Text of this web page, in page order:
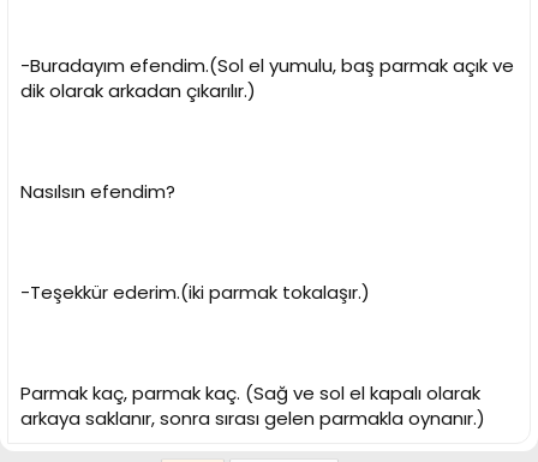
-Buradayım efendim.(Sol el yumulu, baş parmak açık ve
dik olarak arkadan çıkarılır.)
Nasılsın efendim?
-Teşekkür ederim.(iki parmak tokalaşır.)
Parmak kaç, parmak kaç. (Sağ ve sol el kapalı olarak
arkaya saklanır, sonra sırası gelen parmakla oynanır.)